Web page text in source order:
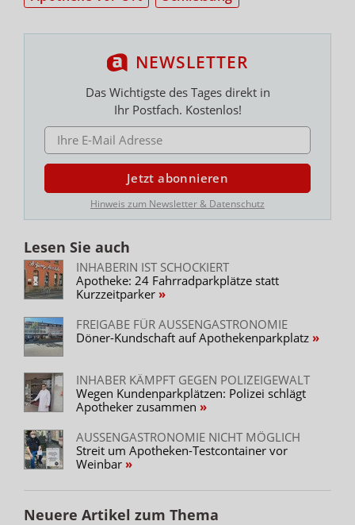
NEWSLETTER
Das Wichtigste des Tages direkt in
Ihr Postfach. Kostenlos!
E-MAIL ADRESSE
Jetzt abonnieren
Hinweis zum Newsletter & Datenschutz
Lesen Sie auch
INHABERIN IST SCHOCKIERT
Apotheke: 24 Fahrradparkplätze statt
Kurzzeitparker
FREIGABE FÜR AUSSENGASTRONOMIE
Döner-Kundschaft auf Apothekenparkplatz
INHABER KÄMPFT GEGEN POLIZEIGEWALT
Wegen Kundenparkplätzen: Polizei schlägt
Apotheker zusammen
AUSSENGASTRONOMIE NICHT MÖGLICH
Streit um Apotheken-Testcontainer vor
Weinbar
Neuere Artikel zum Thema